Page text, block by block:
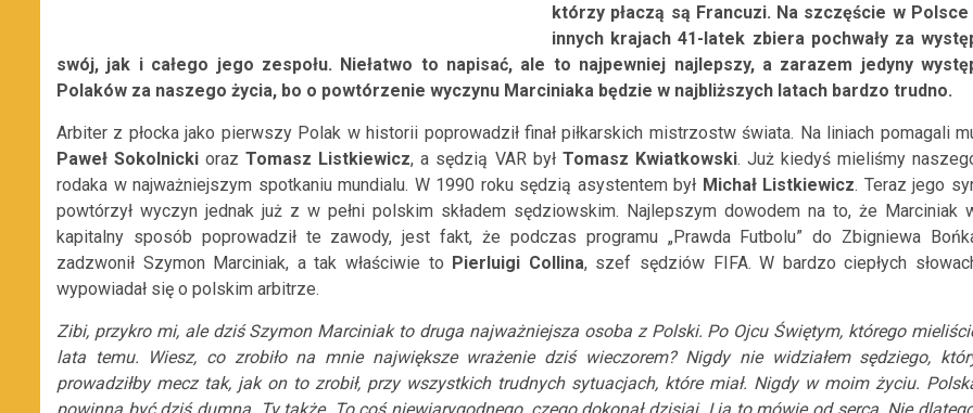
którzy płaczą są Francuzi. Na szczęście w Polsce
innych krajach 41-latek zbiera pochwały za
swój, jak i całego jego zespołu. Niełatwo to napisać, ale to najpewniej najlepszy, a zarazem jedyny
Polaków za naszego życia, bo o powtórzenie wyczynu Marciniaka będzie w najbliższych latach bardzo trudno.
Arbiter z płocka jako pierwszy Polak w historii poprowadził finał piłkarskich mistrzostw świata. Na liniach pomagali
Paweł Sokolnicki orazTomasz Listkiewicz, a sędzią VAR był Tomasz Kwiatkowski. Już kiedyś mieliśmy
rodaka w najważniejszym spotkaniu mundialu. W 1990 roku sędzią asystentem był Michał Listkiewicz. Teraz jego
powtórzył wyczyn jednak już z w pełni polskim składem sędziowskim. Najlepszym dowodem na to, że Marciniak
kapitalny sposób poprowadził te zawody, jest fakt, że podczas programu „Prawda Futbolu” do Zbigniewa
zadzwonił Szymon Marciniak, a tak właściwie to Pierluigi Collina, szef sędziów FIFA. W bardzo ciepłych
wypowiadał się o polskim arbitrze.
Zibi, przykro mi, ale dziś Szymon Marciniak to druga najważniejsza osoba z Polski. Po Ojcu Świętym, którego
lata temu. Wiesz, co zrobiło na mnie największe wrażenie dziś wieczorem? Nigdy nie widziałem sędziego,
prowadziłby mecz tak, jak on to zrobił, przy wszystkich trudnych sytuacjach, które miał. Nigdy w moim życiu.